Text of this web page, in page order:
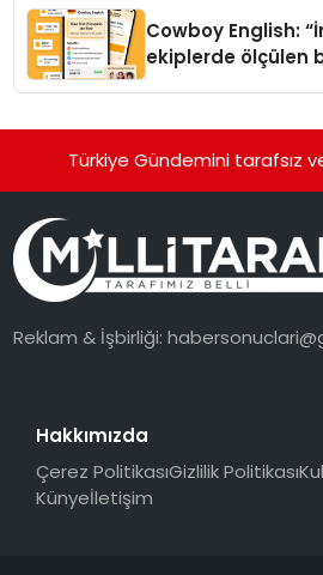
Cowboy English:
ekiplerde ölçülen
Türkiye Gündemini tarafsız
Reklam & İşbirliği:
Hakkımızda
Çerez PolitikasıGizlilik Politikası
Künyeİletişim